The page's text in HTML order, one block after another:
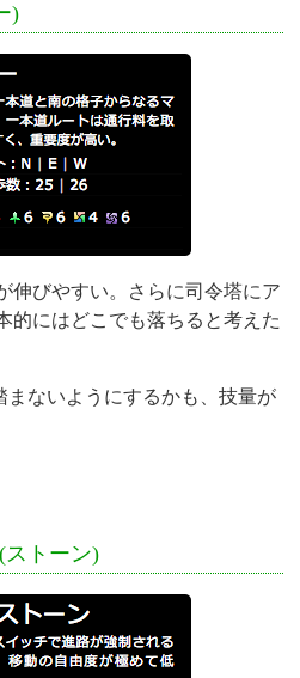
)
伸びやすい。さらに司令塔にア
的にはどこでも落ちると考えた
ないようにするかも、技量が
トーン)